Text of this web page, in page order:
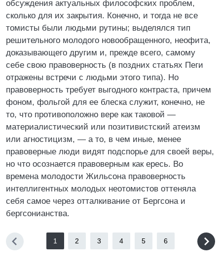
обсуждения актуальных философских проблем,
сколько для их закрытия. Конечно, и тогда не все
томисты были людьми рутины; выделялся тип
решительного молодого новообращенного, неофита,
доказывающего другим и, прежде всего, самому
себе свою правоверность (в поздних статьях Пеги
отражены встречи с людьми этого типа). Но
правоверность требует выгодного контраста, причем
фоном, фольгой для ее блеска служит, конечно, не
то, что противоположно вере как таковой —
материалистический или позитивистский атеизм
или агностицизм, — а то, в чем иные, менее
правоверные люди видят подспорье для своей веры,
но что осознается правоверным как ересь. Во
времена молодости Жильсона правоверность
интеллигентных молодых неотомистов оттеняла
себя самое через отталкивание от Бергсона и
бергсонианства.
1 2 3 4 5 6